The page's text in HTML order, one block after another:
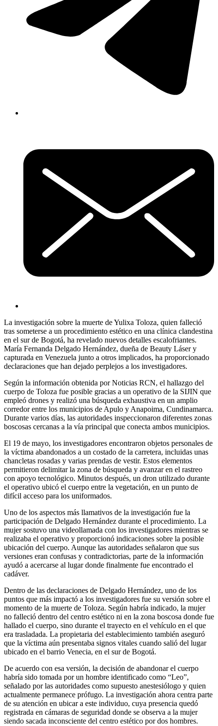
La investigación sobre la muerte de Yulixa Toloza, quien falleció
tras someterse a un procedimiento estético en una clínica clandestina
en el sur de Bogotá, ha revelado nuevos detalles escalofriantes.
María Fernanda Delgado Hernández, dueña de Beauty Láser y
capturada en Venezuela junto a otros implicados, ha proporcionado
declaraciones que han dejado perplejos a los investigadores.
Según la información obtenida por Noticias RCN, el hallazgo del
cuerpo de Toloza fue posible gracias a un operativo de la SIJIN que
empleó drones y realizó una búsqueda exhaustiva en un amplio
corredor entre los municipios de Apulo y Anapoima, Cundinamarca.
Durante varios días, las autoridades inspeccionaron diferentes zonas
boscosas cercanas a la vía principal que conecta ambos municipios.
El 19 de mayo, los investigadores encontraron objetos personales de
la víctima abandonados a un costado de la carretera, incluidas unas
chancletas rosadas y varias prendas de vestir. Estos elementos
permitieron delimitar la zona de búsqueda y avanzar en el rastreo
con apoyo tecnológico. Minutos después, un dron utilizado durante
el operativo ubicó el cuerpo entre la vegetación, en un punto de
difícil acceso para los uniformados.
Uno de los aspectos más llamativos de la investigación fue la
participación de Delgado Hernández durante el procedimiento. La
mujer sostuvo una videollamada con los investigadores mientras se
realizaba el operativo y proporcionó indicaciones sobre la posible
ubicación del cuerpo. Aunque las autoridades señalaron que sus
versiones eran confusas y contradictorias, parte de la información
ayudó a acercarse al lugar donde finalmente fue encontrado el
cadáver.
Dentro de las declaraciones de Delgado Hernández, uno de los
puntos que más impactó a los investigadores fue su versión sobre el
momento de la muerte de Toloza. Según habría indicado, la mujer
no falleció dentro del centro estético ni en la zona boscosa donde fue
hallado el cuerpo, sino durante el trayecto en el vehículo en el que
era trasladada. La propietaria del establecimiento también aseguró
que la víctima aún presentaba signos vitales cuando salió del lugar
ubicado en el barrio Venecia, en el sur de Bogotá.
De acuerdo con esa versión, la decisión de abandonar el cuerpo
habría sido tomada por un hombre identificado como “Leo”,
señalado por las autoridades como supuesto anestesiólogo y quien
actualmente permanece prófugo. La investigación ahora centra parte
de su atención en ubicar a este individuo, cuya presencia quedó
registrada en cámaras de seguridad donde se observa a la mujer
siendo sacada inconsciente del centro estético por dos hombres.